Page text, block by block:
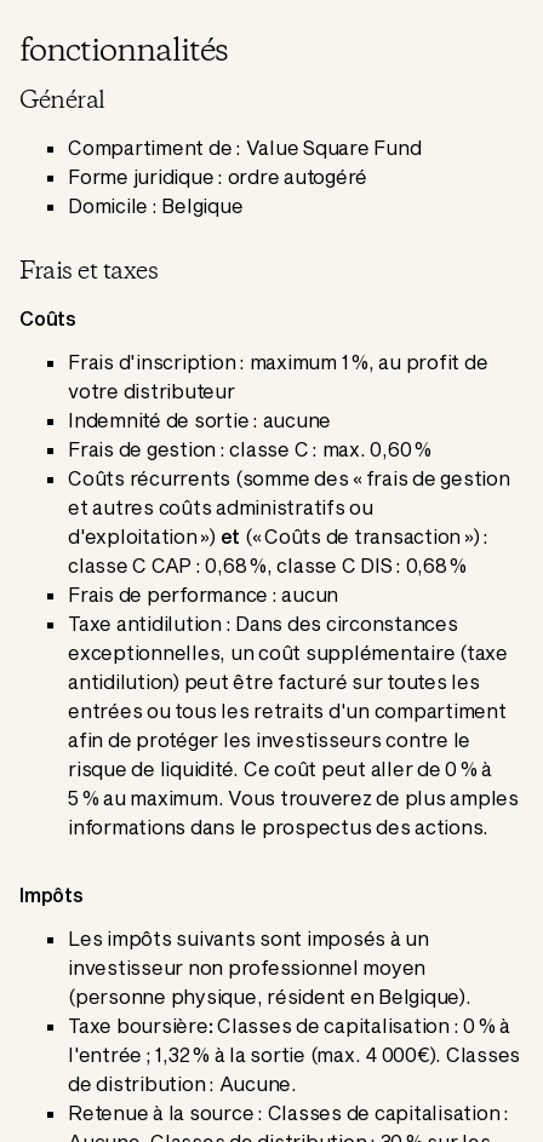
fonctionnalités
Général
Compartiment de : Value Square Fund
Forme juridique : ordre autogéré
Domicile : Belgique
Frais et taxes
Coûts
Frais d'inscription : maximum 1 %, au profit de
votre distributeur
Indemnité de sortie : aucune
Frais de gestion : classe C : max. 0,60 %
Coûts récurrents (somme des « frais de gestion
et autres coûts administratifs ou
d'exploitation ») et (« Coûts de transaction ») :
classe C CAP : 0,68 %, classe C DIS : 0,68 %
Frais de performance : aucun
Taxe antidilution : Dans des circonstances
exceptionnelles, un coût supplémentaire (taxe
antidilution) peut être facturé sur toutes les
entrées ou tous les retraits d'un compartiment
afin de protéger les investisseurs contre le
risque de liquidité. Ce coût peut aller de 0 % à
5 % au maximum. Vous trouverez de plus amples
informations dans le prospectus des actions.
Impôts
Les impôts suivants sont imposés à un
investisseur non professionnel moyen
(personne physique, résident en Belgique).
Taxe boursière: Classes de capitalisation : 0 % à
l'entrée ; 1,32 % à la sortie (max. 4 000€). Classes
de distribution : Aucune.
Retenue à la source : Classes de capitalisation :